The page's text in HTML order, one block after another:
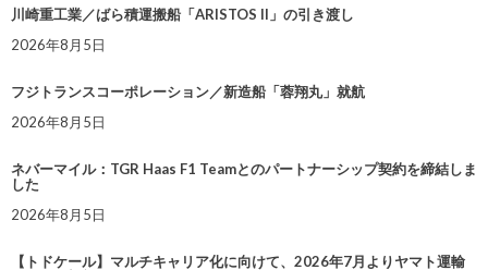
川崎重工業／ばら積運搬船「ARISTOS II」の引き渡し
2026年8月5日
フジトランスコーポレーション／新造船「蓉翔丸」就航
2026年8月5日
ネバーマイル：TGR Haas F1 Teamとのパートナーシップ契約を締結しま
した
2026年8月5日
【トドケール】マルチキャリア化に向けて、2026年7月よりヤマト運輸